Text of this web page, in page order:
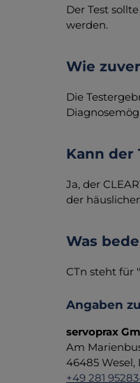
Der Test
werden.
Wie
Die
Kann der
Ja, der
der
Was
CTn steht für
Angaben
servoprax
Am
46485 Wesel,
+49 281